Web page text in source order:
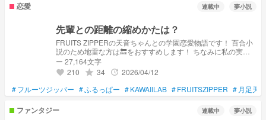
恋愛 連載中 夢小説
先輩との距離の縮めかたは？
FRUITS ZIPPERの天音ちゃんとの学園恋愛物語です！ 百合小
説のため地雷な方は🔙をおすすめします！ ちなみに私の実話
と妄想が入り混じった話です！ 私は百合ではないけどこんな
の合ったらいいなーと考えてます！
ー 27,164文字
favorite 210 grade 34 update 2026/04/12
#フルーツジッパー #ふるっぱー #KAWAIILAB #FRUITSZIPPER # 月足天音
ファンタジー 連載中 夢小説